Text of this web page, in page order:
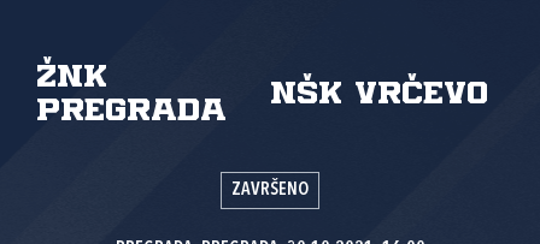
ŽNK
Pregrada
NŠK Vrčevo
ZAVRŠENO